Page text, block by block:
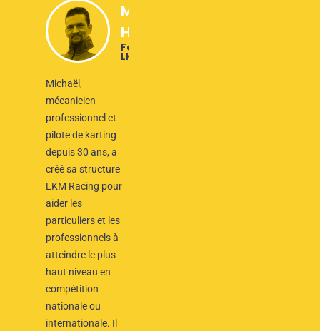
Michaël
Hyvernaud
Fondateur de
LKM Racing
Michaël,
mécanicien
professionnel et
pilote de karting
depuis 30 ans, a
créé sa structure
LKM Racing pour
aider les
particuliers et les
professionnels à
atteindre le plus
haut niveau en
compétition
nationale ou
internationale. Il